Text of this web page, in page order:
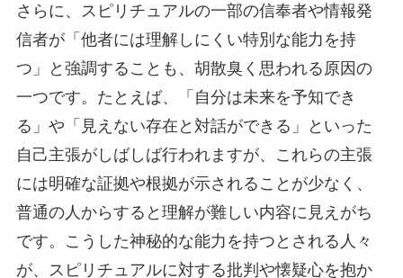
さらに、スピリチュアルの一部の信奉者や情報発
信者が「他者には理解しにくい特別な能力を持
つ」と強調することも、胡散臭く思われる原因の
一つです。たとえば、「自分は未来を予知でき
る」や「見えない存在と対話ができる」といった
自己主張がしばしば行われますが、これらの主張
には明確な証拠や根拠が示されることが少なく、
普通の人からすると理解が難しい内容に見えがち
です。こうした神秘的な能力を持つとされる人々
が、スピリチュアルに対する批判や懐疑心を抱か